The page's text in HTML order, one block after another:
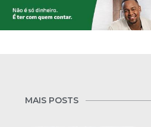
MAIS POSTS